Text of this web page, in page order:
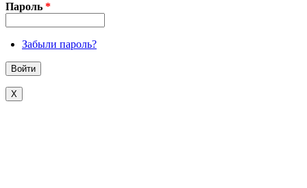
Пароль *
Забыли пароль?
X